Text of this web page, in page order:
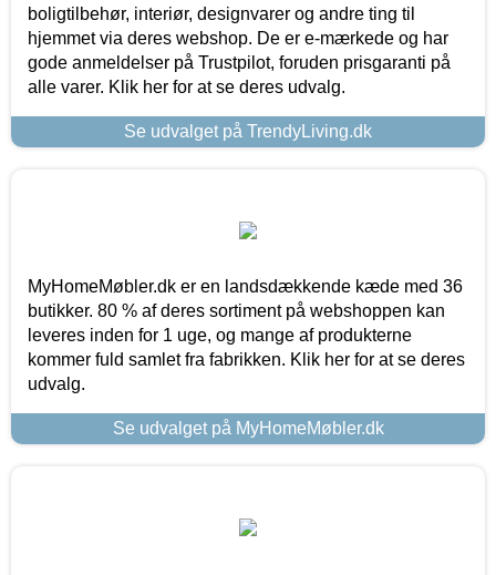
boligtilbehør, interiør, designvarer og andre ting til
hjemmet via deres webshop. De er e-mærkede og har
gode anmeldelser på Trustpilot, foruden prisgaranti på
alle varer. Klik her for at se deres udvalg.
Se udvalget på TrendyLiving.dk
MyHomeMøbler.dk er en landsdækkende kæde med 36
butikker. 80 % af deres sortiment på webshoppen kan
leveres inden for 1 uge, og mange af produkterne
kommer fuld samlet fra fabrikken. Klik her for at se deres
udvalg.
Se udvalget på MyHomeMøbler.dk